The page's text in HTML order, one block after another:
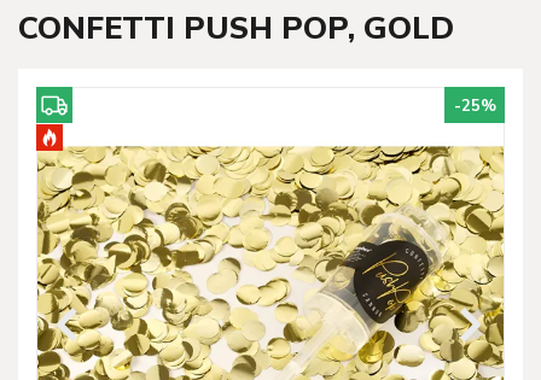
CONFETTI PUSH POP, GOLD
-25%